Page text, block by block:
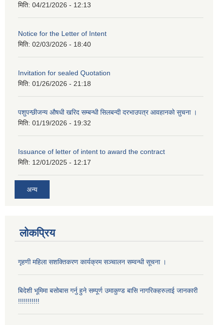
मिति: 04/21/2026 - 12:13
Notice for the Letter of Intent
मिति: 02/03/2026 - 18:40
Invitation for sealed Quotation
मिति: 01/26/2026 - 21:18
पशुपन्छीजन्य औषधी खरिद सम्बन्धी सिलबन्दी दरभाउपत्र आवहानको सुचना ।
मिति: 01/19/2026 - 19:32
Issuance of letter of intent to award the contract
मिति: 12/01/2025 - 12:17
अन्य
लोकप्रिय
गृहणी महिला सशक्तिकरण कार्यक्रम सञ्चालन सम्वन्धी सूचना ।
बिदेशी भूमिमा बसोबास गर्नु हुने सम्पूर्ण उमाकुण्ड बासि नागरिकहरुलाई जानकारी
!!!!!!!!!!!